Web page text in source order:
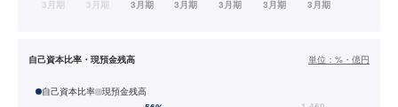
自己資本比率・現預金残高 単位： %・億円
自己資本比率 現預金残高